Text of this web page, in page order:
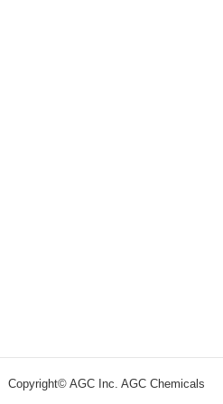
Copyright© AGC Inc. AGC Chemicals